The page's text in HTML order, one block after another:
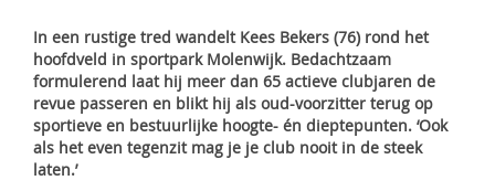
In een rustige tred wandelt Kees Bekers (76) rond het
hoofdveld in sportpark Molenwijk. Bedachtzaam
formulerend laat hij meer dan 65 actieve clubjaren de
revue passeren en blikt hij als oud-voorzitter terug op
sportieve en bestuurlijke hoogte- én dieptepunten. ‘Ook
als het even tegenzit mag je je club nooit in de steek
laten.’